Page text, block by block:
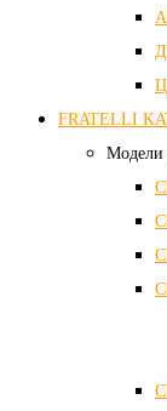
FRATELLI
Модели